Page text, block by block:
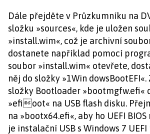
Dále přejděte v Průzkumníku na
složku »sources«, kde je uložen
»install.wim«, což je archivní
dostanete například pomocí
soubor »install.wim« otevřete,
něj do složky »1Win
složky Bootloader »bootmgfw.efi«
»efioot« na USB flash disku.
na »bootx64.efi«, aby ho UEFI
je instalační USB s Windows 7